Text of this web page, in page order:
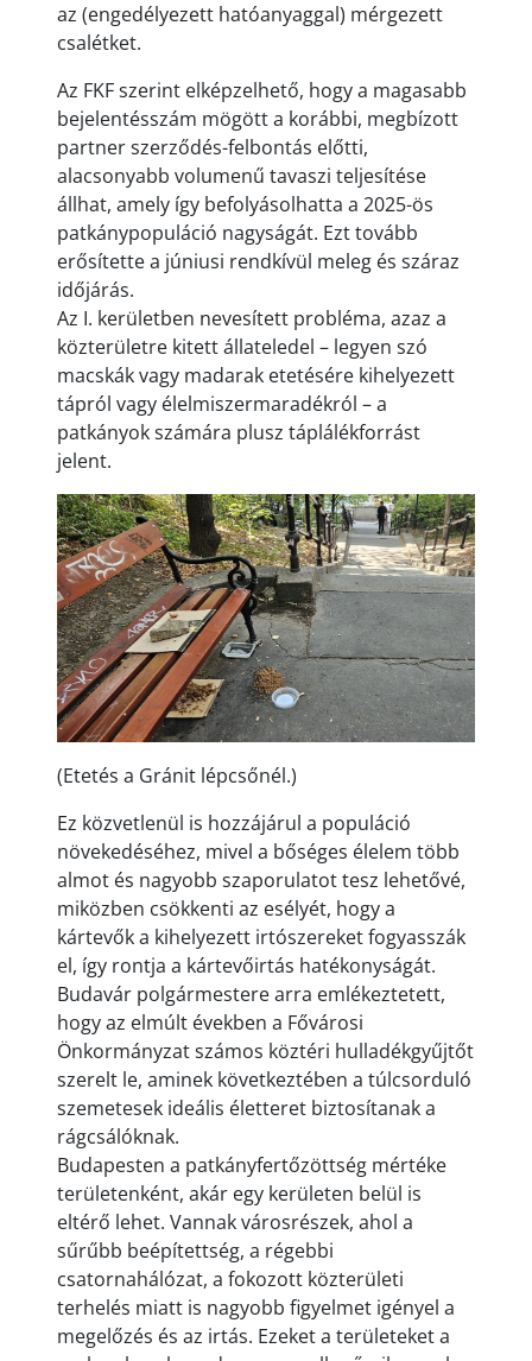
az (engedélyezett hatóanyaggal) mérgezett
csalétket.
Az FKF szerint elképzelhető, hogy a magasabb
bejelentésszám mögött a korábbi, megbízott
partner szerződés-felbontás előtti,
alacsonyabb volumenű tavaszi teljesítése
állhat, amely így befolyásolhatta a 2025-ös
patkánypopuláció nagyságát. Ezt tovább
erősítette a júniusi rendkívül meleg és száraz
időjárás.
Az I. kerületben nevesített probléma, azaz a
közterületre kitett állateledel – legyen szó
macskák vagy madarak etetésére kihelyezett
tápról vagy élelmiszermaradékról – a
patkányok számára plusz táplálékforrást
jelent.
(Etetés a Gránit lépcsőnél.)
Ez közvetlenül is hozzájárul a populáció
növekedéséhez, mivel a bőséges élelem több
almot és nagyobb szaporulatot tesz lehetővé,
miközben csökkenti az esélyét, hogy a
kártevők a kihelyezett irtószereket fogyasszák
el, így rontja a kártevőirtás hatékonyságát.
Budavár polgármestere arra emlékeztetett,
hogy az elmúlt években a Fővárosi
Önkormányzat számos köztéri hulladékgyűjtőt
szerelt le, aminek következtében a túlcsorduló
szemetesek ideális életteret biztosítanak a
rágcsálóknak.
Budapesten a patkányfertőzöttség mértéke
területenként, akár egy kerületen belül is
eltérő lehet. Vannak városrészek, ahol a
sűrűbb beépítettség, a régebbi
csatornahálózat, a fokozott közterületi
terhelés miatt is nagyobb figyelmet igényel a
megelőzés és az irtás. Ezeket a területeket a